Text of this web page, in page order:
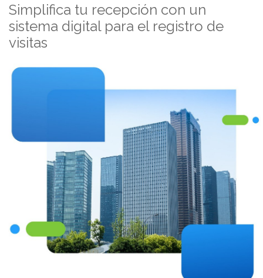
Simplifica tu recepción con un
sistema digital para el registro de
visitas